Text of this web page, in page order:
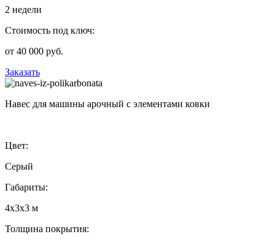
2 недели
Стоимость под ключ:
от 40 000 руб.
Заказать
Навес для машины арочный с элементами ковки
Цвет:
Серый
Габариты:
4х3х3 м
Толщина покрытия: